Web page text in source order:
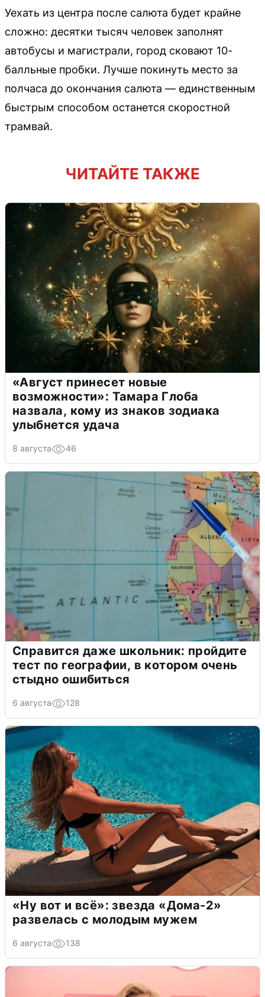
Уехать из центра после салюта будет крайне
сложно: десятки тысяч человек заполнят
автобусы и магистрали, город сковают 10-
балльные пробки. Лучше покинуть место за
полчаса до окончания салюта — единственным
быстрым способом останется скоростной
трамвай.
ЧИТАЙТЕ ТАКЖЕ
«Август принесет новые
возможности»: Тамара Глоба
назвала, кому из знаков зодиака
улыбнется удача
8 августа 46
Справится даже школьник: пройдите
тест по географии, в котором очень
стыдно ошибиться
6 августа 128
«Ну вот и всё»: звезда «Дома-2»
развелась с молодым мужем
6 августа 138